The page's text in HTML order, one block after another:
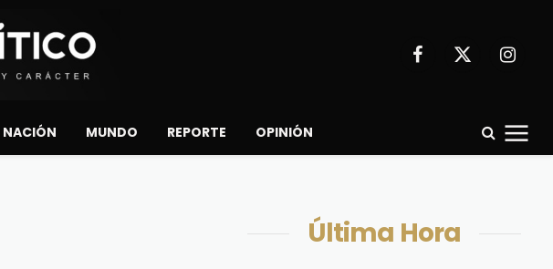
Facebook
X
NACIÓN MUNDO REPORTE OPINIÓN
Última Hora